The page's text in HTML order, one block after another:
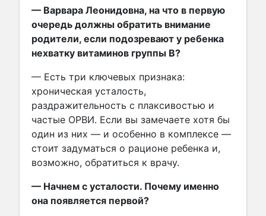
— Варвара Леонидовна, на что в первую
очередь должны обратить внимание
родители, если подозревают у ребенка
нехватку витаминов группы В?
— Есть три ключевых признака:
хроническая усталость,
раздражительность с плаксивостью и
частые ОРВИ. Если вы замечаете хотя бы
один из них — и особенно в комплексе —
стоит задуматься о рационе ребенка и,
возможно, обратиться к врачу.
— Начнем с усталости. Почему именно
она появляется первой?